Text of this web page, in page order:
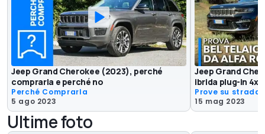
Jeep Grand Cherokee (2023), perché
comprarla e perché no
Perché Comprarla
5 ago 2023
Jeep Grand
ibrida plug-in 4xe
Prove su strada
15 mag 2023
Ultime foto